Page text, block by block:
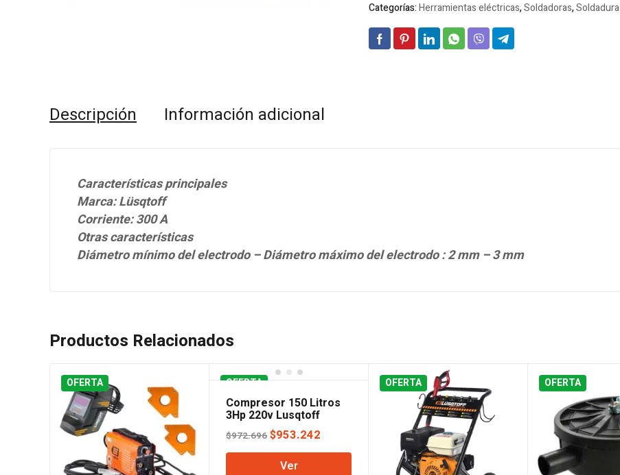
Categorías:Herramientas eléctricas,Soldadoras,Soldadura
Descripción Información adicional
Características principales
Marca: Lüsqtoff
Corriente: 300 A
Otras características
Diámetro mínimo del electrodo – Diámetro máximo del electrodo : 2 mm – 3 mm
Productos Relacionados
OFERTA OFERTA
Compresor 150 Litros
3Hp 220v Lusqtoff
$972.696 El
precio
original
$953.242
precio
Ver
OFERTA OFERTA